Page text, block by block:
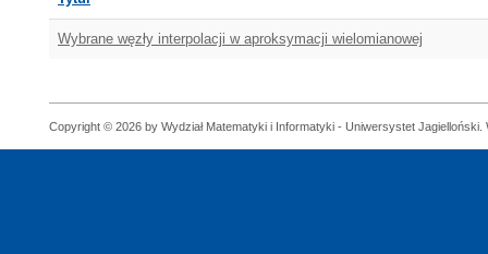
Wybrane węzły interpolacji w aproksymacji wielomianowej
Copyright © 2026 by Wydział Matematyki i Informatyki - Uniwersystet